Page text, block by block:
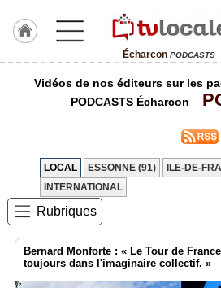
Écharcon PODCASTS
J'adhère
TvLocale
France
Accueil
RUBRIQUES
Vidéos de nos éditeurs sur les
PODCASTS Écharcon
LOCAL ESSONNE (91) ILE-DE-
INTERNATIONAL
Rubriques
Bernard Monforte : « Le Tour de
toujours dans l'imaginaire collectif. »